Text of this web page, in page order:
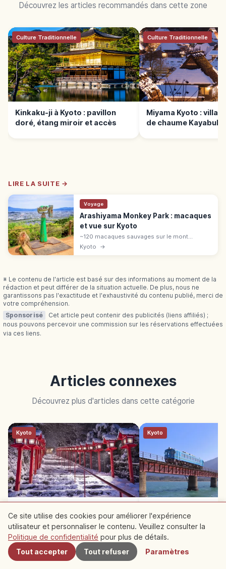
Découvrez les articles recommandés dans cette zone
Culture Traditionnelle
Kinkaku-ji à Kyoto : pavillon
doré, étang miroir et accès
Culture Traditionnelle
Miyama Kyoto :
de chaume Kayabuki
LIRE LA SUITE →
Voyage
Arashiyama Monkey Park : macaques
et vue sur Kyoto
~120 macaques sauvages sur le mont
Iwatayama à Arashiyama, panorama sur
Kyoto. Nourrissage 100 ¥, entrée 800 ¥/400 ¥,
Kyoto →
※ Le contenu de l'article est basé sur des informations au moment de la
rédaction et peut différer de la situation actuelle. De plus, nous ne
garantissons pas l'exactitude et l'exhaustivité du contenu publié, merci de
votre compréhension.
Sponsorisé
Cet article peut contenir des publicités (liens affiliés) ;
nous pouvons percevoir une commission sur les réservations effectuées
via ces liens.
Articles connexes
Découvrez plus d'articles dans cette catégorie
Kyoto
l’eau et omikuji à l’eau
Kyoto
de Kyoto en train
À proximité
Ce site utilise des cookies pour améliorer l'expérience
utilisateur et personnaliser le contenu. Veuillez consulter la
Politique de confidentialité pour plus de détails.
Tout accepter
Tout refuser Paramètres